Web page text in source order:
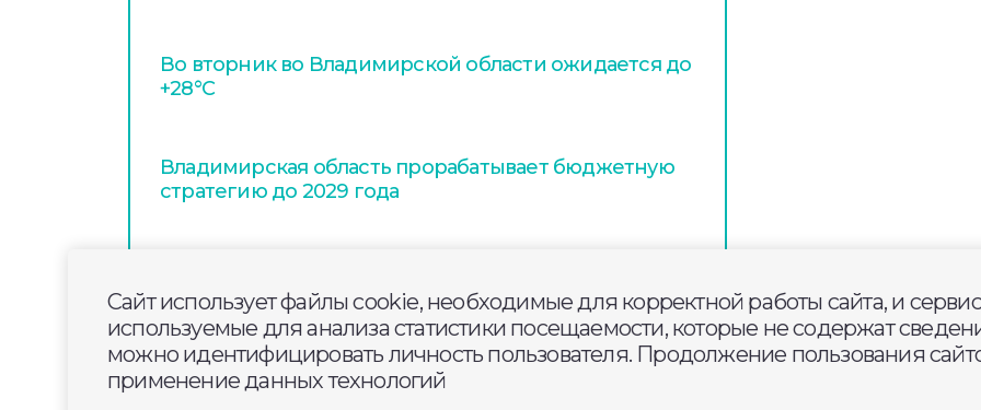
Во вторник во Владимирской области ожидается до
+28°С
Владимирская область прорабатывает бюджетную
стратегию до 2029 года
Сайт использует файлы cookie, необходимые для корректной работы сайта, и
используемые для анализа статистики посещаемости, которые не содержат
можно идентифицировать личность пользователя. Продолжение пользования
применение данных технологий